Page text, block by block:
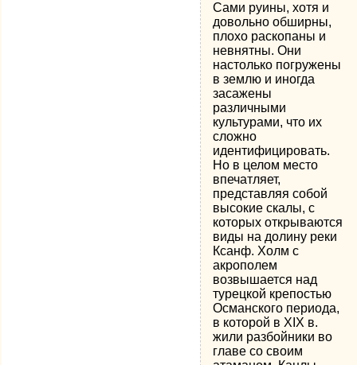
Сами руины, хотя и
довольно обширны,
плохо раскопаны и
невнятны. Они
настолько погружены
в землю и иногда
засажены
различными
культурами, что их
сложно
идентифицировать.
Но в целом место
впечатляет,
представляя собой
высокие скалы, с
которых открываются
виды на долину реки
Ксанф. Холм с
акрополем
возвышается над
турецкой крепостью
Османского периода,
в которой в XIX в.
жили разбойники во
главе со своим